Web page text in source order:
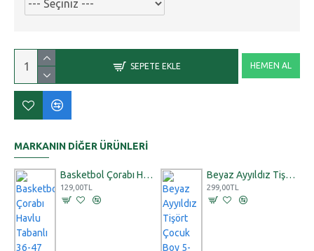
SEPETE EKLE HEMEN AL
MARKANIN DIĞER ÜRÜNLERI
Basketbol Çorabı Havlu Tabanlı 36-47 Numara Likralı
129,00TL
Beyaz Ayyıldız Tişört Çocuk Boy 5-16 Yaş,Kaliteli Penye Kumaş
299,00TL